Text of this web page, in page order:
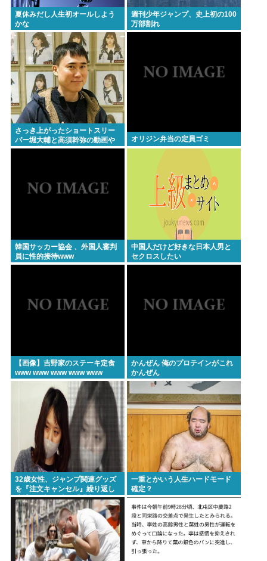
から来たの？(´・ω・`)
【動画】手術中に熊本地震直撃やばすぎwww
医療脱毛・脱毛サロンを考えてるんだが！脱毛モメ
ンいるか？？
ジャンポケ斉藤「同意があったんです。本当です。
信じて下さい」 ←何でこの主張が通らないの？
Powered by livedoor 相互RSS
夏休みだし人生初オールしよう
かな
週刊少年ジャンプ、史上初の100
万部割れ
さっき上がったショートスリー
パー堀大輔と高須幹弥の動画や
ばくて草
オリジン弁当の定員ゴミ
韓国サッカー協会 、外国人審判
員に性的接待www
中国人だけど好きな日本人男と
セクロスしたい
【画像】吉野家のステーキ定食
www www www www www
かんぜん 俺のプロテインがこれ
かんぜん
32歳女性、ジャンプ関連グッズ
を『注文キャンセル』繰り返し
逮捕。総額43億。「購入した気
分になる」
一重とかいう人生ハードモード
確定？